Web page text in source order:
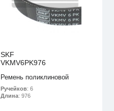
SKF
VKMV6PK976
Ремень поликлиновой
Ручейков: 6
Длина: 976